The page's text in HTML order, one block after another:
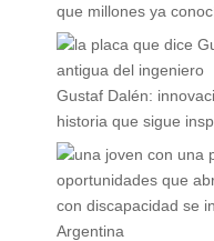
que millones ya
Gustaf Dalén:
historia que sigue
oportunidades que
con discapacidad se
Argentina